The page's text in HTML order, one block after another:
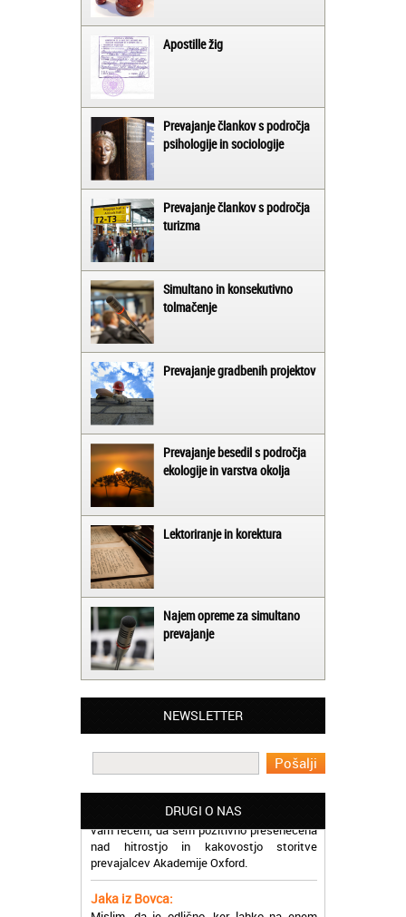
Apostille žig
Prevajanje člankov s področja
psihologije in sociologije
Prevajanje člankov s področja
turizma
Simultano in konsekutivno
tolmačenje
Prevajanje gradbenih projektov
Prevajanje besedil s področja
ekologije in varstva okolja
Lektoriranje in korektura
Najem opreme za simultano
prevajanje
NEWSLETTER
DRUGI O NAS
Matjaž iz Ajdovščine:
Lahko pohvalim vse zaposlene v Akademiji
Oxford, ker so resnično profesionalni in
prevajalske storitve opravljajo hitro in
Potrebovala sem prevajanje iz
madžarskega v slovenski jezik in lahko
vam rečem, da sem pozitivno presenečena
nad hitrostjo in kakovostjo storitve
prevajalcev Akademije Oxford.
Jaka iz Bovca:
Mislim, da je odlično, ker lahko na enem
mestu najdem prevajalske storitve za